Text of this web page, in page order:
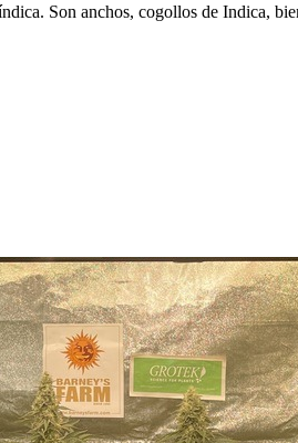
Son anchos, cogollos de Indica,